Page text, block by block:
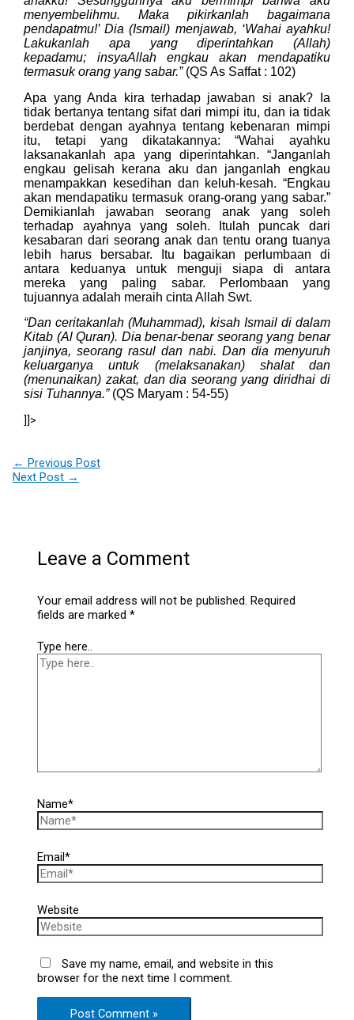
menyembelihmu. Maka pikirkanlah bagaimana
pendapatmu!’ Dia (Ismail) menjawab, ‘Wahai ayahku!
Lakukanlah apa yang diperintahkan (Allah)
kepadamu; insyaAllah engkau akan mendapatiku
termasuk orang yang sabar.” (QS As Saffat : 102)
Apa yang Anda kira terhadap jawaban si anak? Ia
tidak bertanya tentang sifat dari mimpi itu, dan ia tidak
berdebat dengan ayahnya tentang kebenaran mimpi
itu, tetapi yang dikatakannya: “Wahai ayahku
laksanakanlah apa yang diperintahkan. “Janganlah
engkau gelisah kerana aku dan janganlah engkau
menampakkan kesedihan dan keluh-kesah. “Engkau
akan mendapatiku termasuk orang-orang yang sabar.”
Demikianlah jawaban seorang anak yang soleh
terhadap ayahnya yang soleh. Itulah puncak dari
kesabaran dari seorang anak dan tentu orang tuanya
lebih harus bersabar. Itu bagaikan perlumbaan di
antara keduanya untuk menguji siapa di antara
mereka yang paling sabar. Perlombaan yang
tujuannya adalah meraih cinta Allah Swt.
“Dan ceritakanlah (Muhammad), kisah Ismail di dalam
Kitab (Al Quran). Dia benar-benar seorang yang benar
janjinya, seorang rasul dan nabi. Dan dia menyuruh
keluarganya untuk (melaksanakan) shalat dan
(menunaikan) zakat, dan dia seorang yang diridhai di
sisi Tuhannya.” (QS Maryam : 54-55)
]]>
← Previous Post
Next Post →
Leave a Comment
Your email address will not be published. Required
fields are marked*
Type here..
Name*
Email*
Website
Save my name, email, and website in this
browser for the next time I comment.